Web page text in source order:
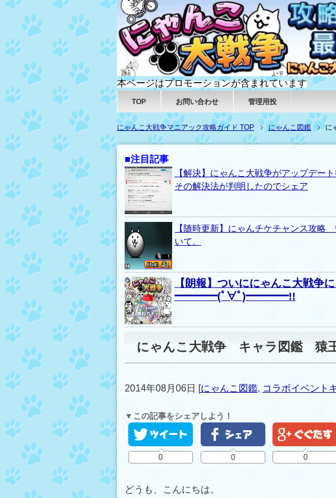
本ページはプロモーションが含まれています
TOP お問い合わせ 管理用投
にゃんこ大戦争マニアック攻略ガイド TOP にゃんこ図鑑 に
■注目記事
【解決】にゃんこ大戦争がアップデー
その解決法が判明したのでシェア
【随時更新】にゃんチケチャンス攻
いて。
【朗報】ついににゃんこ大戦争
━━━━(ﾟ∀ﾟ)━━━━!!
にゃんこ大戦争 キャラ図鑑 猿
2014年08月06日 [にゃんこ図鑑, コラボイベント
▼この記事をシェアしよう！
0 0 0
どうも、こんにちは。